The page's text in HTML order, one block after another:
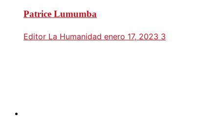
Patrice Lumumba
Editor La Humanidad enero 17, 2023 3